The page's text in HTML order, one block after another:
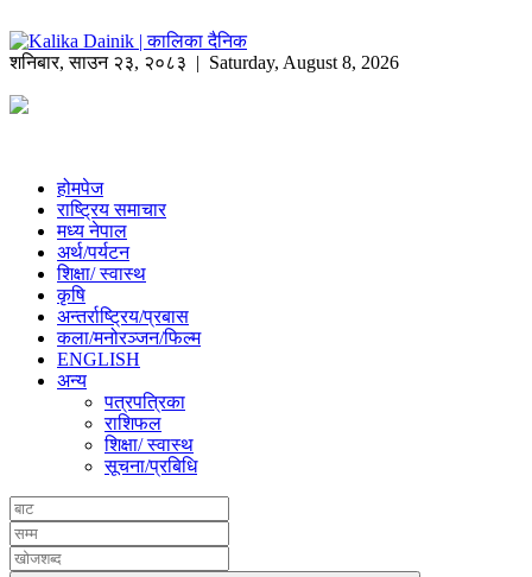
शनिबार,साउन २३, २०८३ | Saturday, August 8, 2026
होमपेज
राष्ट्रिय समाचार
मध्य नेपाल
अर्थ/पर्यटन
शिक्षा/ स्वास्थ
कृषि
अन्तर्राष्ट्रिय/प्रबास
कला/मनोरञ्जन/फिल्म
ENGLISH
अन्य
पत्रपत्रिका
राशिफल
शिक्षा/ स्वास्थ
सूचना/प्रबिधि